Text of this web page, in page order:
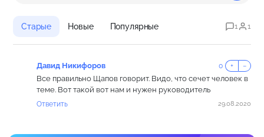
Старые Новые Популярные 1 1
Давид Никифоров 0 + −
Все правильно Щапов говорит. Видо, что сечет человек в
теме. Вот такой вот нам и нужен руководитель
Ответить 29.08.2020